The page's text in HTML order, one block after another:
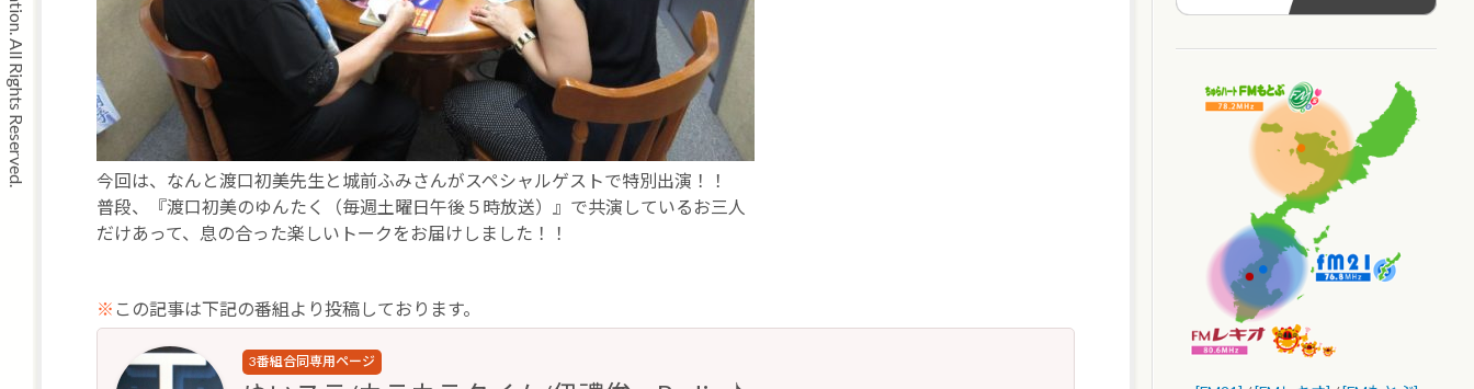
今回は、なんと渡口初美先生と城前ふみさんがスペシャルゲストで特別出演！！
普段、『渡口初美のゆんたく（毎週土曜日午後５時放送）』で共演しているお三人
だけあって、息の合った楽しいトークをお届けしました！！
※ この記事は下記の番組より投稿しております。
3番組合同専用ページ